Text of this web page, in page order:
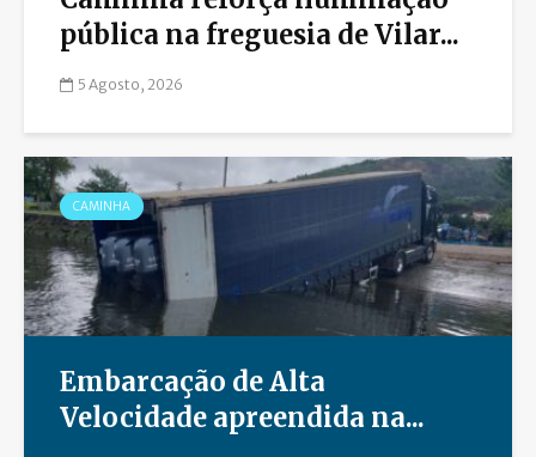
pública na freguesia de Vilar...
5 Agosto, 2026
CAMINHA
Embarcação de Alta
Velocidade apreendida na...